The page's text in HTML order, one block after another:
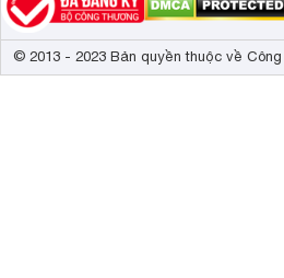
© 2013 - 2023 Bản quyền thuộc về